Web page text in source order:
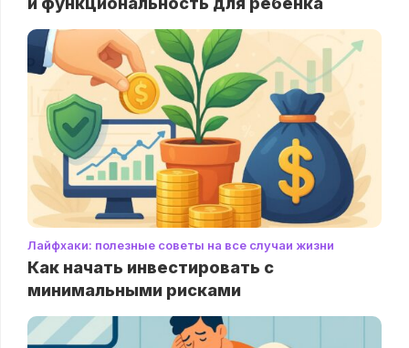
Лайфхаки: полезные советы на все случаи жизни
Как начать инвестировать с
минимальными рисками